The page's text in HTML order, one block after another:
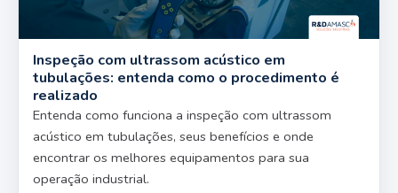
Inspeção com ultrassom acústico em
tubulações: entenda como o procedimento é
realizado
Entenda como funciona a inspeção com ultrassom
acústico em tubulações, seus benefícios e onde
encontrar os melhores equipamentos para sua
operação industrial.